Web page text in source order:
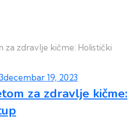
decembar 19, 2023
za zdravlje kičme: